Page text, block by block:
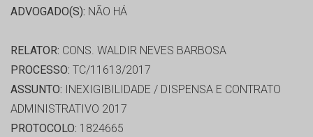
ADVOGADO(S): NÃO HÁ
RELATOR: CONS. WALDIR NEVES BARBOSA
PROCESSO: TC/11613/2017
ASSUNTO: INEXIGIBILIDADE / DISPENSA E CONTRATO
ADMINISTRATIVO 2017
PROTOCOLO: 1824665